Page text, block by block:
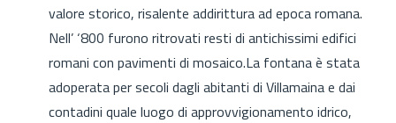
valore storico, risalente addirittura ad epoca romana.
Nell’ ‘800 furono ritrovati resti di antichissimi edifici
romani con pavimenti di mosaico.La fontana è stata
adoperata per secoli dagli abitanti di Villamaina e dai
contadini quale luogo di approvvigionamento idrico,